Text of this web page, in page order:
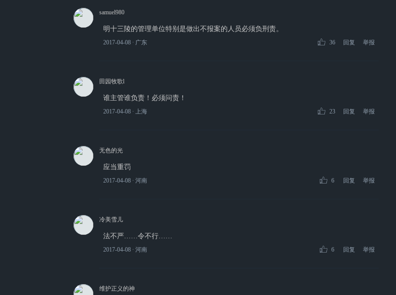
samuel980
明十三陵的管理单位特别是做出不报案的人员必须负刑责。
2017-04-08 ∙ 广东 36 回复 举报
田园牧歌l
谁主管谁负责！必须问责！
2017-04-08 ∙ 上海 23 回复 举报
无色的光
应当重罚
2017-04-08 ∙ 河南 6 回复 举报
冷美雪儿
法不严……令不行……
2017-04-08 ∙ 河南 6 回复 举报
维护正义的神